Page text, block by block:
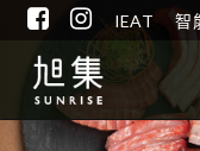
IEAT 智